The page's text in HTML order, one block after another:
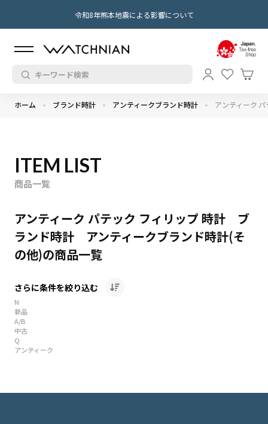
令和8年熊本地震による影響について
ホーム ブランド時計 アンティークブランド時計 アンティーク
ITEM LIST
商品一覧
アンティーク パテック フィリップ 時計 ブ
ランド時計 アンティークブランド時計(そ
の他)の商品一覧
さらに条件を絞り込む
N
新品
A/B
中古
Q
アンティーク